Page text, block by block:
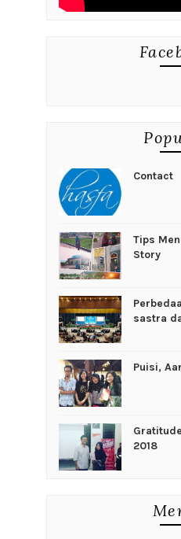
Contact
Tips
Story
sastra
Puisi,
2018